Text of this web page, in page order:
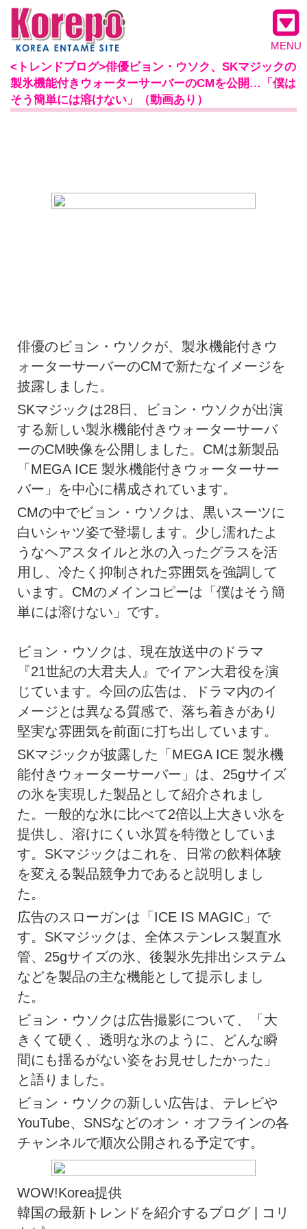
MENU
<トレンドブログ>俳優ビョン・ウソク、SKマジックの
製氷機能付きウォーターサーバーのCMを公開…「僕は
そう簡単には溶けない」（動画あり）
俳優のビョン・ウソクが、製氷機能付きウ
ォーターサーバーのCMで新たなイメージを
披露しました。
SKマジックは28日、ビョン・ウソクが出演
する新しい製氷機能付きウォーターサーバ
ーのCM映像を公開しました。CMは新製品
「MEGA ICE 製氷機能付きウォーターサー
バー」を中心に構成されています。
CMの中でビョン・ウソクは、黒いスーツに
白いシャツ姿で登場します。少し濡れたよ
うなヘアスタイルと氷の入ったグラスを活
用し、冷たく抑制された雰囲気を強調して
います。CMのメインコピーは「僕はそう簡
単には溶けない」です。
ビョン・ウソクは、現在放送中のドラマ
『21世紀の大君夫人』でイアン大君役を演
じています。今回の広告は、ドラマ内のイ
メージとは異なる質感で、落ち着きがあり
堅実な雰囲気を前面に打ち出しています。
SKマジックが披露した「MEGA ICE 製氷機
能付きウォーターサーバー」は、25gサイズ
の氷を実現した製品として紹介されまし
た。一般的な氷に比べて2倍以上大きい氷を
提供し、溶けにくい氷質を特徴としていま
す。SKマジックはこれを、日常の飲料体験
を変える製品競争力であると説明しまし
た。
広告のスローガンは「ICE IS MAGIC」で
す。SKマジックは、全体ステンレス製直水
管、25gサイズの氷、後製氷先排出システム
などを製品の主な機能として提示しまし
た。
ビョン・ウソクは広告撮影について、「大
きくて硬く、透明な氷のように、どんな瞬
間にも揺るがない姿をお見せしたかった」
と語りました。
ビョン・ウソクの新しい広告は、テレビや
YouTube、SNSなどのオン・オフラインの各
チャンネルで順次公開される予定です。
WOW!Korea提供
韓国の最新トレンドを紹介するブログ | コリ